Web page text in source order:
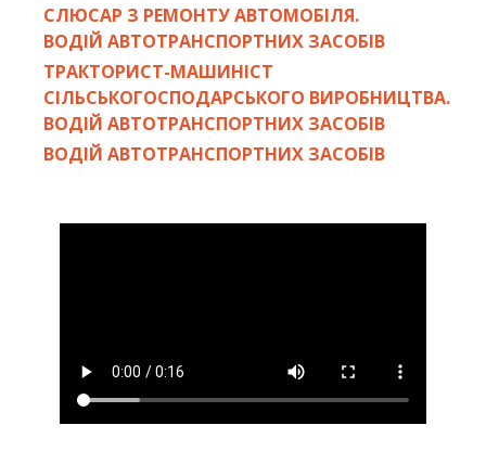
СЛЮСАР З РЕМОНТУ АВТОМОБІЛЯ.
ВОДІЙ АВТОТРАНСПОРТНИХ ЗАСОБІВ
ТРАКТОРИСТ-МАШИНІСТ
СІЛЬСЬКОГОСПОДАРСЬКОГО ВИРОБНИЦТВА.
ВОДІЙ АВТОТРАНСПОРТНИХ ЗАСОБІВ
ВОДІЙ АВТОТРАНСПОРТНИХ ЗАСОБІВ